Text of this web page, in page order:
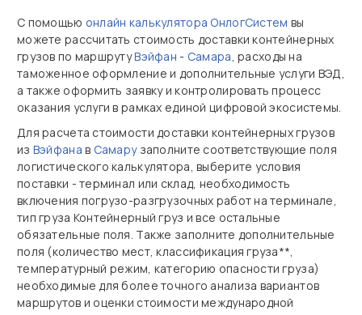
С помощью онлайн калькулятора ОнлогСистем вы
можете рассчитать стоимость доставки контейнерных
грузов по маршрутуВэйфан - Самара, расходы на
таможенное оформление и дополнительные услуги ВЭД,
а также оформить заявку и контролировать процесс
оказания услуги в рамках единой цифровой экосистемы.
Для расчета стоимости доставки контейнерных грузов
из Вэйфана в Самарузаполните соответствующие поля
логистического калькулятора, выберите условия
поставки - терминал или склад, необходимость
включения погрузо-разгрузочных работ на терминале,
тип груза Контейнерный груз и все остальные
обязательные поля. Также заполните дополнительные
поля (количество мест, классификация груза**,
температурный режим, категорию опасности груза)
необходимые для более точного анализа вариантов
маршрутов и оценки стоимости международной